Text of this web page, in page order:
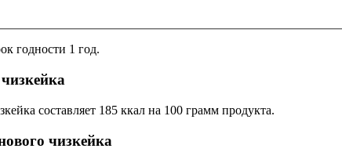
годности 1 год.
составляет 185 ккал на 100 грамм продукта.
чизкейка